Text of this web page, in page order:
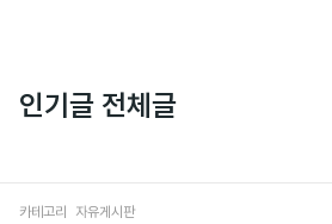
인기글 전체글
카테고리 자유게시판